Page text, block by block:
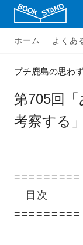
ホーム よくあ
プチ鹿島の思わ
第705回
考察する」
=========
目次
=========